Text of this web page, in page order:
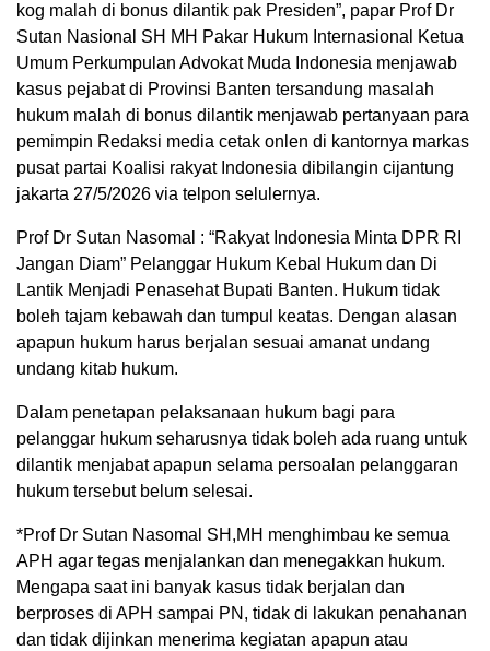
kog malah di bonus dilantik pak Presiden”, papar Prof Dr
Sutan Nasional SH MH Pakar Hukum Internasional Ketua
Umum Perkumpulan Advokat Muda Indonesia menjawab
kasus pejabat di Provinsi Banten tersandung masalah
hukum malah di bonus dilantik menjawab pertanyaan para
pemimpin Redaksi media cetak onlen di kantornya markas
pusat partai Koalisi rakyat Indonesia dibilangin cijantung
jakarta 27/5/2026 via telpon selulernya.
Prof Dr Sutan Nasomal : “Rakyat Indonesia Minta DPR RI
Jangan Diam” Pelanggar Hukum Kebal Hukum dan Di
Lantik Menjadi Penasehat Bupati Banten. Hukum tidak
boleh tajam kebawah dan tumpul keatas. Dengan alasan
apapun hukum harus berjalan sesuai amanat undang
undang kitab hukum.
Dalam penetapan pelaksanaan hukum bagi para
pelanggar hukum seharusnya tidak boleh ada ruang untuk
dilantik menjabat apapun selama persoalan pelanggaran
hukum tersebut belum selesai.
*Prof Dr Sutan Nasomal SH,MH menghimbau ke semua
APH agar tegas menjalankan dan menegakkan hukum.
Mengapa saat ini banyak kasus tidak berjalan dan
berproses di APH sampai PN, tidak di lakukan penahanan
dan tidak dijinkan menerima kegiatan apapun atau